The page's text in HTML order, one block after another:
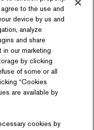
ア
to the use and
device by us and
analyze
and share
our marketing
by clicking
of some or all
“Cookies
are available by
cookies by